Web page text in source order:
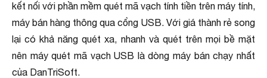
kết nối với phần mềm quét mã vạch tính tiền trên máy tính,
máy bán hàng thông qua cổng USB. Với giá thành rẻ song
lại có khả năng quét xa, nhanh và quét trên mọi bề mặt
nên máy quét mã vạch USB là dòng máy bán chạy nhất
của DanTriSoft.